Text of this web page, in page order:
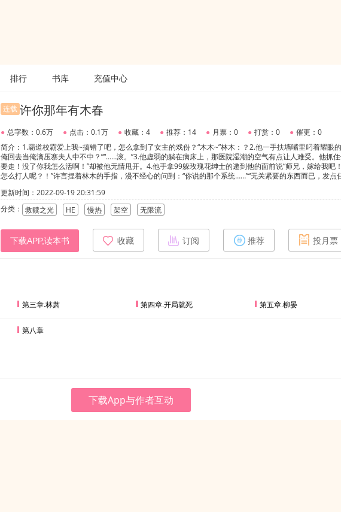
排行 书库 充值中心
连载 许你那年有木春
● 总字数：0.6万 ● 点击：0.1万 ● 收藏：4 ● 推荐：14 ● 月票：0 ● 打赏：0 ● 催更：0
简介：1.霸道校霸爱上我~搞错了吧，怎么拿到了女主的戏份？“木木~”林木：？2.他一手扶墙嘴里叼着耀眼
俺回去当俺滴压寨夫人中不中？”“……滚。”3.他虚弱的躺在病床上，那医院湿潮的空气有点让人难受。他抓
要走！没了你我怎么活啊！”却被他无情甩开。4.他手拿99躲玫瑰花绅士的递到他的面前说“师兄，嫁给我吧！
怎么打人呢？！”许言捏着林木的手指，漫不经心的问到：“你说的那个系统……”“无关紧要的东西而已，发点
更新时间：2022-09-19 20:31:59
分类： 救赎之光 HE 慢热 架空 无限流
下载APP,读本书 收藏 订阅 推荐 投月票
第三章.林萧 第四章.开局就死 第五章.柳晏
第八章
下载App与作者互动